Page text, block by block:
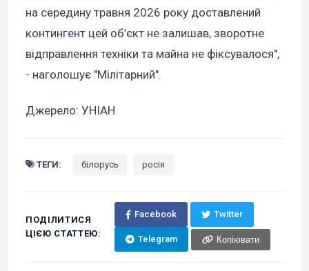
на середину травня 2026 року доставлений
контингент цей об’єкт не залишав, зворотне
відправлення техніки та майна не фіксувалося",
- наголошує "Мілітарний".
Джерело: УНІАН
ТЕГИ: білорусь росія
ПОДІЛИТИСЯ
ЦІЄЮ СТАТТЕЮ:
Facebook Twitter
Telegram Копіювати